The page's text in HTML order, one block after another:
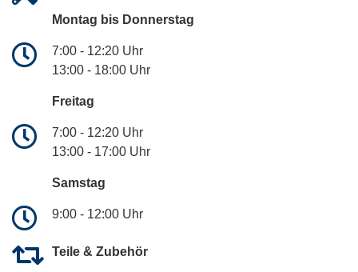
Montag bis Donnerstag
7:00 - 12:20 Uhr
13:00 - 18:00 Uhr
Freitag
7:00 - 12:20 Uhr
13:00 - 17:00 Uhr
Samstag
9:00 - 12:00 Uhr
Teile & Zubehör